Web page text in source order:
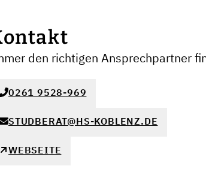
den richtigen Ansprechpartner
0261 9528-969
STUDBERAT@HS-KOBLENZ.DE
WEBSEITE